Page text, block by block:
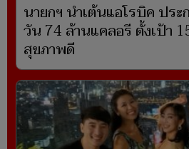
นายกฯ นำเต้นแอโรบิค ประ
วัน 74 ล้านแคลอรี ตั้งเป้า
สุขภาพดี